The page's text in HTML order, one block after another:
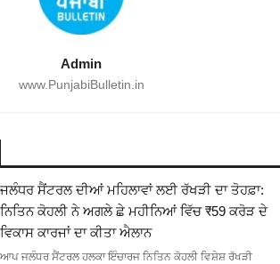
Admin
www.PunjabiBulletin.in
ਜਲੰਧਰ ਸੈਂਟਰਲ ਦੀਆਂ ਮਹਿਲਾਵਾਂ ਲਈ ਰੱਖੜੀ ਦਾ ਤੋਹਫ਼ਾ:
ਨਿਤਿਨ ਕੋਹਲੀ ਨੇ ਅਗਲੇ ਛੇ ਮਹੀਨਿਆਂ ਵਿੱਚ ₹59 ਕਰੋੜ ਦੇ
ਵਿਕਾਸ ਕਾਰਜਾਂ ਦਾ ਕੀਤਾ ਐਲਾਨ
ਆਪ ਜਲੰਧਰ ਸੈਂਟਰਲ ਹਲਕਾ ਇੰਚਾਰਜ ਨਿਤਿਨ ਕੋਹਲੀ ਵਿਸ਼ੇਸ਼ ਰੱਖੜੀ